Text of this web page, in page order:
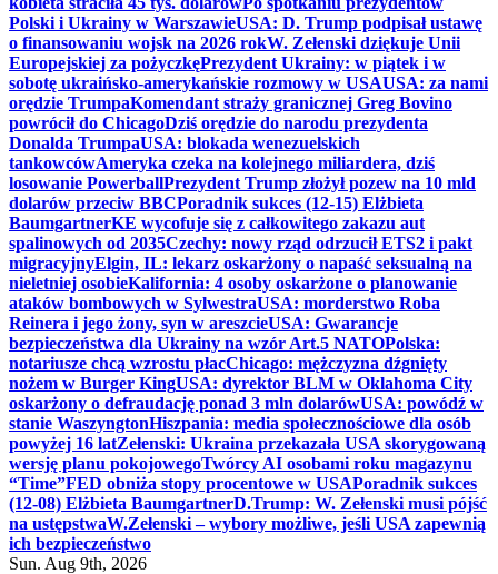
Polski i Ukrainy w WarszawieUSA: D. Trump podpisał ustawę
o finansowaniu wojsk na 2026 rokW. Zełenski dziękuje Unii
Europejskiej za pożyczkęPrezydent Ukrainy: w piątek i w
sobotę ukraińsko-amerykańskie rozmowy w USAUSA: za nami
orędzie TrumpaKomendant straży granicznej Greg Bovino
powrócił do ChicagoDziś orędzie do narodu prezydenta
Donalda TrumpaUSA: blokada wenezuelskich
tankowcówAmeryka czeka na kolejnego miliardera, dziś
losowanie PowerballPrezydent Trump złożył pozew na 10 mld
dolarów przeciw BBCPoradnik sukces (12-15) Elżbieta
BaumgartnerKE wycofuje się z całkowitego zakazu aut
spalinowych od 2035Czechy: nowy rząd odrzucił ETS2 i pakt
migracyjnyElgin, IL: lekarz oskarżony o napaść seksualną na
nieletniej osobieKalifornia: 4 osoby oskarżone o planowanie
ataków bombowych w SylwestraUSA: morderstwo Roba
Reinera i jego żony, syn w areszcieUSA: Gwarancje
bezpieczeństwa dla Ukrainy na wzór Art.5 NATOPolska:
notariusze chcą wzrostu płacChicago: mężczyzna dźgnięty
nożem w Burger KingUSA: dyrektor BLM w Oklahoma City
oskarżony o defraudację ponad 3 mln dolarówUSA: powódź w
stanie WaszyngtonHiszpania: media społecznościowe dla osób
powyżej 16 latZełenski: Ukraina przekazała USA skorygowaną
wersję planu pokojowegoTwórcy AI osobami roku magazynu
“Time”FED obniża stopy procentowe w USAPoradnik sukces
(12-08) Elżbieta BaumgartnerD.Trump: W. Zełenski musi pójść
na ustępstwaW.Zełenski – wybory możliwe, jeśli USA zapewnią
ich bezpieczeństwo
Sun. Aug 9th, 2026